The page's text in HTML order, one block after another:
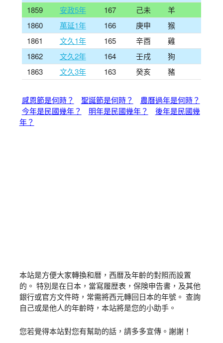
1859
安政5年 167 己未
羊
1860
萬延1年 166 庚申
猴
1861
文久1年 165 辛酉
雞
1862
文久2年 164 壬戌
狗
1863
文久3年 163 癸亥 豬
感恩節是何時？ 聖誕節是何時？
農曆過年是何時？
今年是民國幾年？
明年是民國幾年？
後年是民國幾
年？
本站是方便大家轉換和暦，西暦及年齡的對照而設置
的。 特別是在日本，當寫履歴表，保険申告書，及其他
銀行或官方文件時，常需將西元轉回日本的年號。 查詢
自己或是他人的年齡時，本站將是您的小助手。
您若覺得本站對您有幫助的話，請多多宣傳。謝謝！